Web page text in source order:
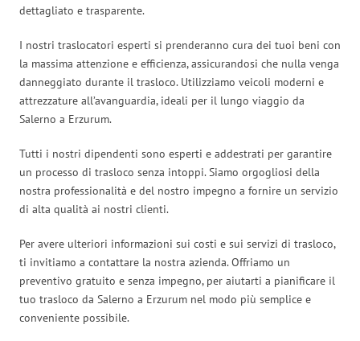
dettagliato e trasparente.
I nostri traslocatori esperti si prenderanno cura dei tuoi beni con
la massima attenzione e efficienza, assicurandosi che nulla venga
danneggiato durante il trasloco. Utilizziamo veicoli moderni e
attrezzature all’avanguardia, ideali per il lungo viaggio da
Salerno a Erzurum.
Tutti i nostri dipendenti sono esperti e addestrati per garantire
un processo di trasloco senza intoppi. Siamo orgogliosi della
nostra professionalità e del nostro impegno a fornire un servizio
di alta qualità ai nostri clienti.
Per avere ulteriori informazioni sui costi e sui servizi di trasloco,
ti invitiamo a contattare la nostra azienda. Offriamo un
preventivo gratuito e senza impegno, per aiutarti a pianificare il
tuo trasloco da Salerno a Erzurum nel modo più semplice e
conveniente possibile.